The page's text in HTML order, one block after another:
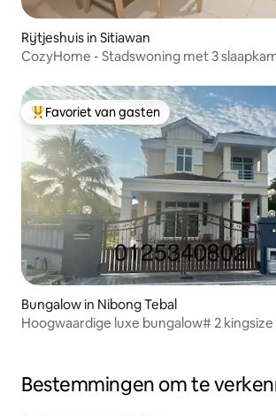
Rijtjeshuis in Sitiawan
CozyHome - Stadswoning met 3
Topfavoriet van gasten
Favoriet van gasten
Bungalow in Nibong Tebal
Hoogwaardige luxe bungalow# 2
Bestemmingen om te